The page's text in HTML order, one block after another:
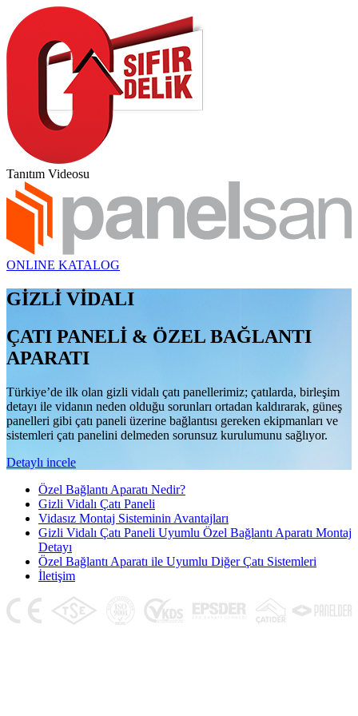
Tanıtım Videosu
ONLINE KATALOG
GİZLİ VİDALI
ÇATI PANELİ & ÖZEL BAĞLANTI
APARATI
Türkiye’de ilk olan gizli vidalı çatı panellerimiz; çatılarda, birleşim
detayı ile vidanın neden olduğu sorunları ortadan kaldırarak, güneş
panelleri gibi çatı paneli üzerine bağlantısı gereken ekipmanları ve
sistemleri çatı panelini delmeden sorunsuz kurulumunu sağlıyor.
Detaylı incele
Özel Bağlantı Aparatı Nedir?
Gizli Vidalı Çatı Paneli
Vidasız Montaj Sisteminin Avantajları
Gizli Vidalı Çatı Paneli Uyumlu Özel Bağlantı Aparatı Montaj
Detayı
Özel Bağlantı Aparatı ile Uyumlu Diğer Çatı Sistemleri
İletişim